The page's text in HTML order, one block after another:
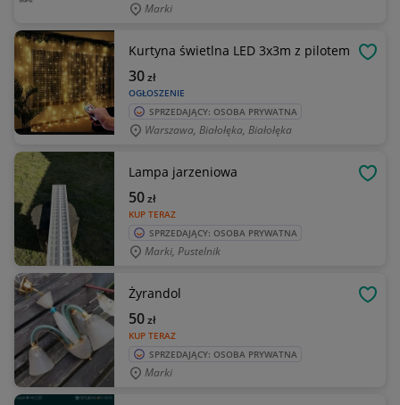
Marki
Kurtyna świetlna LED 3x3m z pilotem
OGŁOSZENIE
30zł
SPRZEDAJĄCY: OSOBA PRYWATNA
Warszawa, Białołęka, Białołęka
Lampa jarzeniowa
KUP TERAZ
50zł
SPRZEDAJĄCY: OSOBA PRYWATNA
Marki, Pustelnik
Żyrandol
KUP TERAZ
50zł
SPRZEDAJĄCY: OSOBA PRYWATNA
Marki